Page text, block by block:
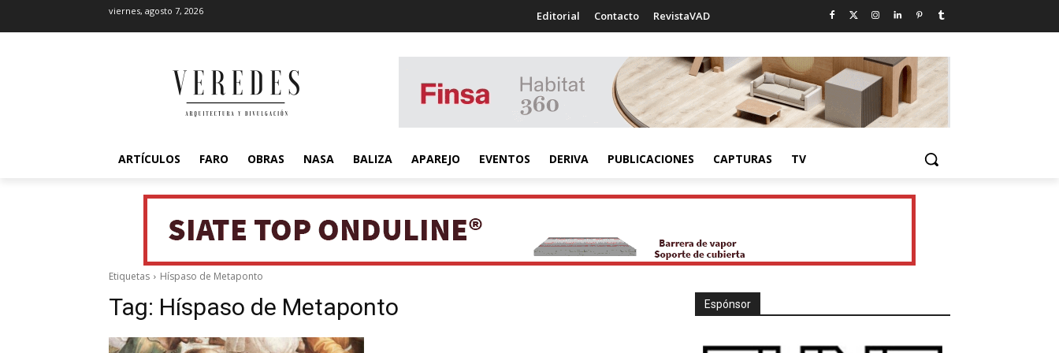
viernes, agosto 7, 2026 Editorial Contacto RevistaVAD
ARTÍCULOS FARO OBRAS NASA BALIZA APAREJO EVENTOS DERIVA PUBLICACIONES CAPTURAS TV
Etiquetas Híspaso de Metaponto
Tag: Híspaso de Metaponto Espónsor